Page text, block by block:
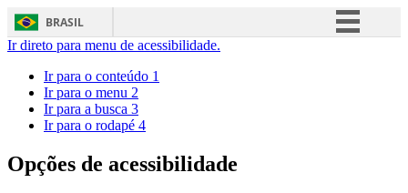
BRASIL
Ir direto para menu de acessibilidade.
Ir para o conteúdo 1
Ir para o menu 2
Ir para a busca 3
Ir para o rodapé 4
Opções de acessibilidade